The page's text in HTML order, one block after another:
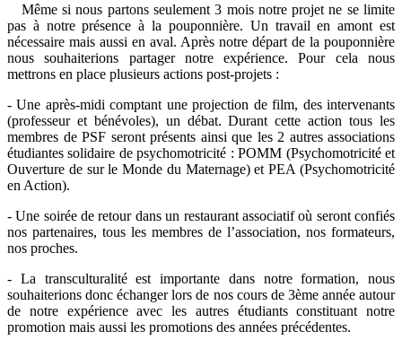
Même si nous partons seulement 3 mois notre projet ne se limite
pas à notre présence à la pouponnière. Un travail en amont est
nécessaire mais aussi en aval. Après notre départ de la pouponnière
nous souhaiterions partager notre expérience. Pour cela nous
mettrons en place plusieurs actions post-projets :
- Une après-midi comptant une projection de film, des intervenants
(professeur et bénévoles), un débat. Durant cette action tous les
membres de PSF seront présents ainsi que les 2 autres associations
étudiantes solidaire de psychomotricité : POMM (Psychomotricité et
Ouverture de sur le Monde du Maternage) et PEA (Psychomotricité
en Action).
- Une soirée de retour dans un restaurant associatif où seront confiés
nos partenaires, tous les membres de l’association, nos formateurs,
nos proches.
- La transculturalité est importante dans notre formation, nous
souhaiterions donc échanger lors de nos cours de 3ème année autour
de notre expérience avec les autres étudiants constituant notre
promotion mais aussi les promotions des années précédentes.